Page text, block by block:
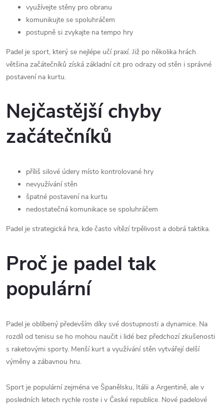
využívejte stěny pro obranu
komunikujte se spoluhráčem
postupně si zvykajte na tempo hry
Padel je sport, který se nejlépe učí praxí. Již po několika hrách
většina začátečníků získá základní cit pro odrazy od stěn i správné
postavení na kurtu.
Nejčastější chyby
začátečníků
příliš silové údery místo kontrolované hry
nevyužívání stěn
špatné postavení na kurtu
nedostatečná komunikace se spoluhráčem
Padel je strategická hra, kde často vítězí trpělivost a dobrá taktika.
Proč je padel tak
populární
Padel je oblíbený především díky své dostupnosti a dynamice. Na
rozdíl od tenisu se ho mohou naučit i lidé bez předchozí zkušenosti
s raketovými sporty. Menší kurt a využívání stěn vytvářejí delší
výměny a zábavnou hru.
Sport je populární zejména ve Španělsku, Itálii a Argentině, ale v
posledních letech rychle roste i v České republice. Nové padelové